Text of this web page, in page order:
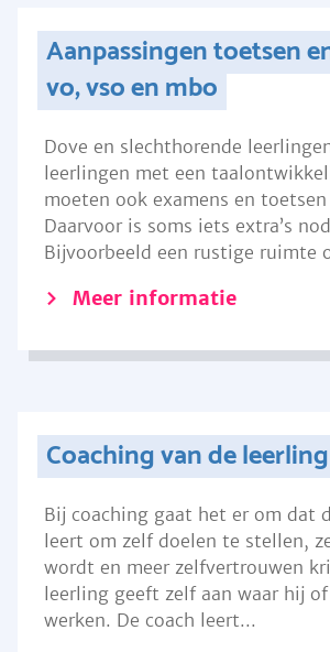
Aanpassingen toetsen
vo, vso en mbo
Dove en slechthorende
leerlingen met een
moeten ook examens en toetsen
Daarvoor is soms iets extra’s
Bijvoorbeeld een rustige ruimte
Meer informatie
Coaching van de leerling
Bij coaching gaat het er om dat
leert om zelf doelen te stellen,
wordt en meer zelfvertrouwen
leerling geeft zelf aan waar hij
werken. De coach leert...